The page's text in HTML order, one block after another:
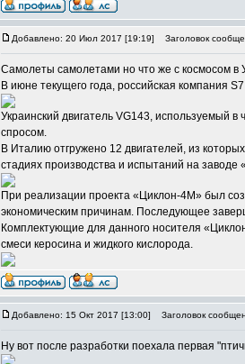
Добавлено: 20 Июл 2017 [19:19] Заголовок
Самолеты самолетами но что же с космосом в
В июне текущего года, российская компания
Украинский двигатель VG143, используемый
спросом.
В Италию отгружено 12 двигателей, из
стадиях производства и испытаний на
При реализации проекта «Циклон-4М» был
экономическим причинам. Последующее
Комплектующие для данного носителя
смеси керосина и жидкого кислорода.
Добавлено: 15 Окт 2017 [13:00] Заголовок
Ну вот после разработки поехала первая